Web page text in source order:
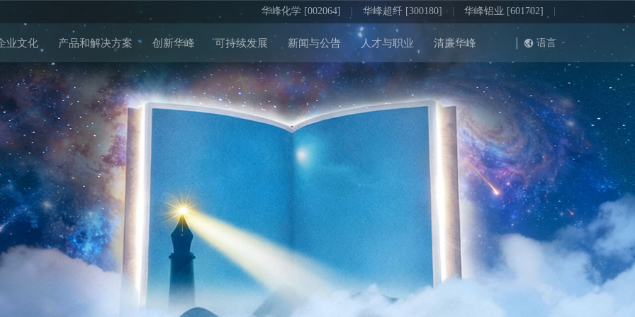
华峰化学 [002064] 华峰超纤 [300180] 华峰铝业 [601702]
业文化 产品和解决方案 创新华峰 可持续发展 新闻与公告 人才与职业 清廉华峰 语言